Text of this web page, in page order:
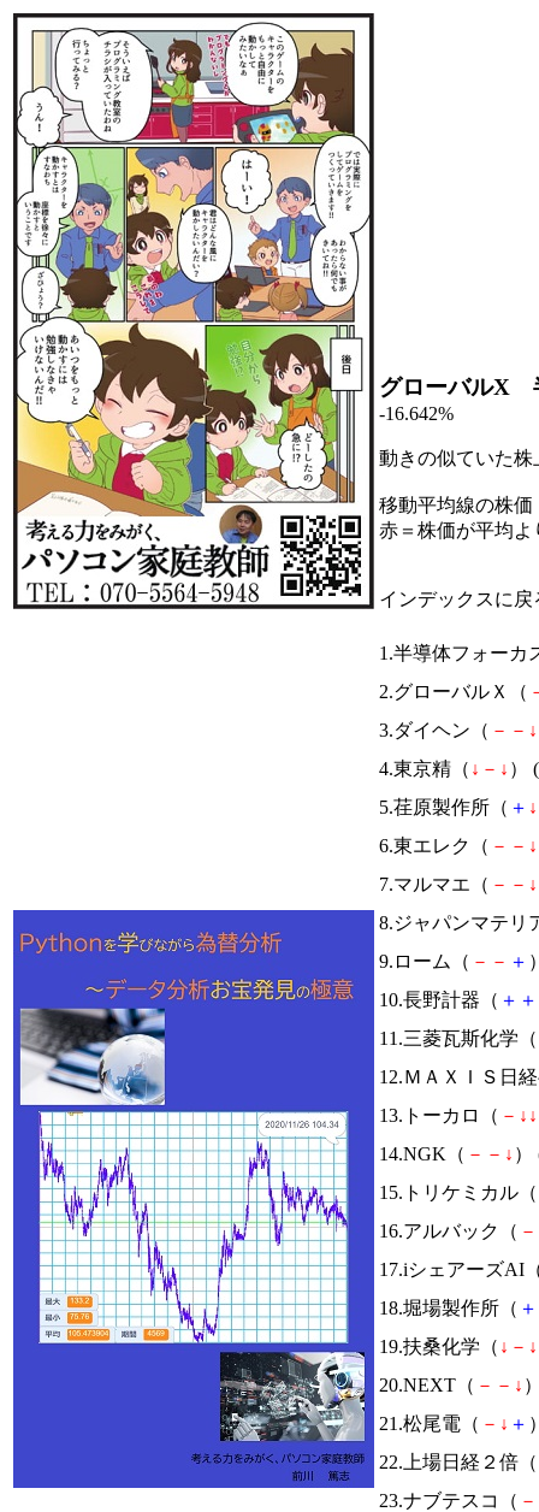
グローバルX
-16.642%
動きの似ていた
移動平均線の株価
赤＝株価が平均
インデックスに戻
1.半導体フォーカ
2.グローバルＸ（
3.ダイヘン（ － － ↓
4.東京精（ ↓ － ↓ ） (
5.荏原製作所（ ＋ ↓
6.東エレク（ － － ↓
7.マルマエ（ － － ↓
8.ジャパンマテリ
9.ローム（ － － ＋
10.長野計器（ ＋ ＋
11.三菱瓦斯化学（
12.ＭＡＸＩＳ日
13.トーカロ（ － ↓ ↓
14.NGK（ － － ↓ ）
15.トリケミカル（
16.アルバック（ －
17.iシェアーズAI
18.堀場製作所（ ＋
19.扶桑化学（ ↓ － ↓
20.NEXT（ － － ↓
21.松尾電（ － ↓ ＋
22.上場日経２倍（
23.ナブテスコ（ －